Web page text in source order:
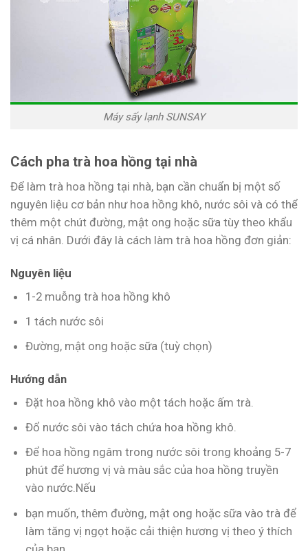
Máy sấy lạnh SUNSAY
Cách pha trà hoa hồng tại nhà
Để làm trà hoa hồng tại nhà, bạn cần chuẩn bị một số
nguyên liệu cơ bản như hoa hồng khô, nước sôi và có thể
thêm một chút đường, mật ong hoặc sữa tùy theo khẩu
vị cá nhân. Dưới đây là cách làm trà hoa hồng đơn giản:
Nguyên liệu
1-2 muỗng trà hoa hồng khô
1 tách nước sôi
Đường, mật ong hoặc sữa (tuỳ chọn)
Hướng dẫn
Đặt hoa hồng khô vào một tách hoặc ấm trà.
Đổ nước sôi vào tách chứa hoa hồng khô.
Để hoa hồng ngâm trong nước sôi trong khoảng 5-7
phút để hương vị và màu sắc của hoa hồng truyền
vào nước.Nếu
bạn muốn, thêm đường, mật ong hoặc sữa vào trà để
làm tăng vị ngọt hoặc cải thiện hương vị theo ý thích